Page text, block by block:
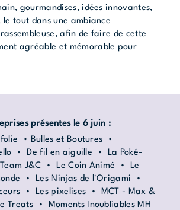
gourmandises, idées innovantes,
le tout dans une ambiance
afin de faire de cette
agréable et mémorable pour
présentes le 6 juin :
folie • Bulles et Boutures •
• De fil en aiguille • La Poké-
J&C • Le Coin Animé • Le
• Les Ninjas de l'Origami •
• Les pixelises • MCT - Max &
Treats • Moments Inoubliables MH